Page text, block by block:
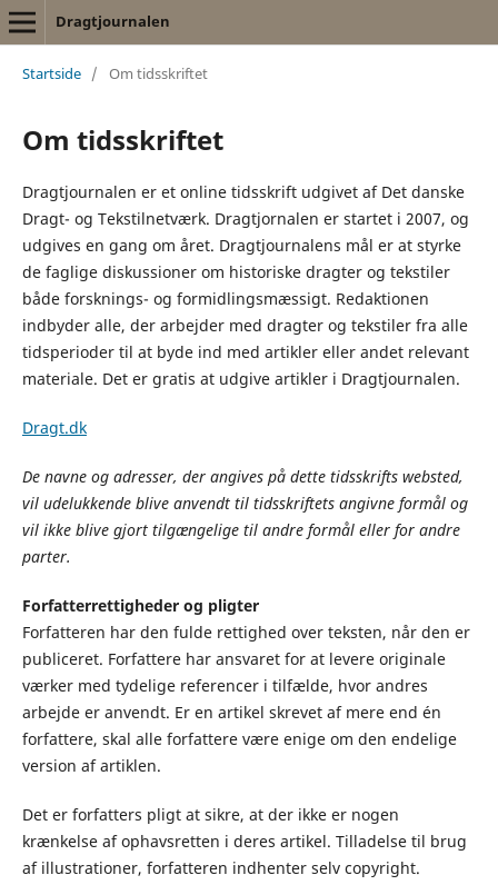
Dragtjournalen
Startside / Om tidsskriftet
Om tidsskriftet
Dragtjournalen er et online tidsskrift udgivet af Det danske
Dragt- og Tekstilnetværk. Dragtjornalen er startet i 2007, og
udgives en gang om året. Dragtjournalens mål er at styrke
de faglige diskussioner om historiske dragter og tekstiler
både forsknings- og formidlingsmæssigt. Redaktionen
indbyder alle, der arbejder med dragter og tekstiler fra alle
tidsperioder til at byde ind med artikler eller andet relevant
materiale. Det er gratis at udgive artikler i Dragtjournalen.
Dragt.dk
De navne og adresser, der angives på dette tidsskrifts websted,
vil udelukkende blive anvendt til tidsskriftets angivne formål og
vil ikke blive gjort tilgængelige til andre formål eller for andre
parter.
Forfatterrettigheder og pligter
Forfatteren har den fulde rettighed over teksten, når den er
publiceret. Forfattere har ansvaret for at levere originale
værker med tydelige referencer i tilfælde, hvor andres
arbejde er anvendt. Er en artikel skrevet af mere end én
forfattere, skal alle forfattere være enige om den endelige
version af artiklen.
Det er forfatters pligt at sikre, at der ikke er nogen
krænkelse af ophavsretten i deres artikel. Tilladelse til brug
af illustrationer, forfatteren indhenter selv copyright.